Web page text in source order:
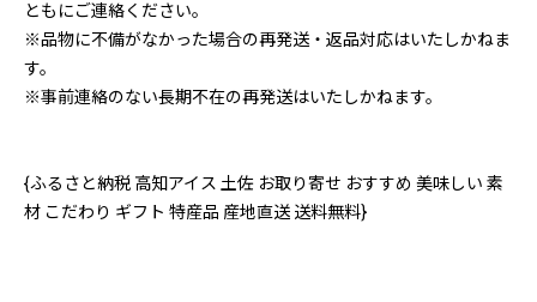
ともにご連絡ください。
※品物に不備がなかった場合の再発送・返品対応はいたしかねま
す。
※事前連絡のない長期不在の再発送はいたしかねます。
{ふるさと納税 高知アイス 土佐 お取り寄せ おすすめ 美味しい 素
材 こだわり ギフト 特産品 産地直送 送料無料}